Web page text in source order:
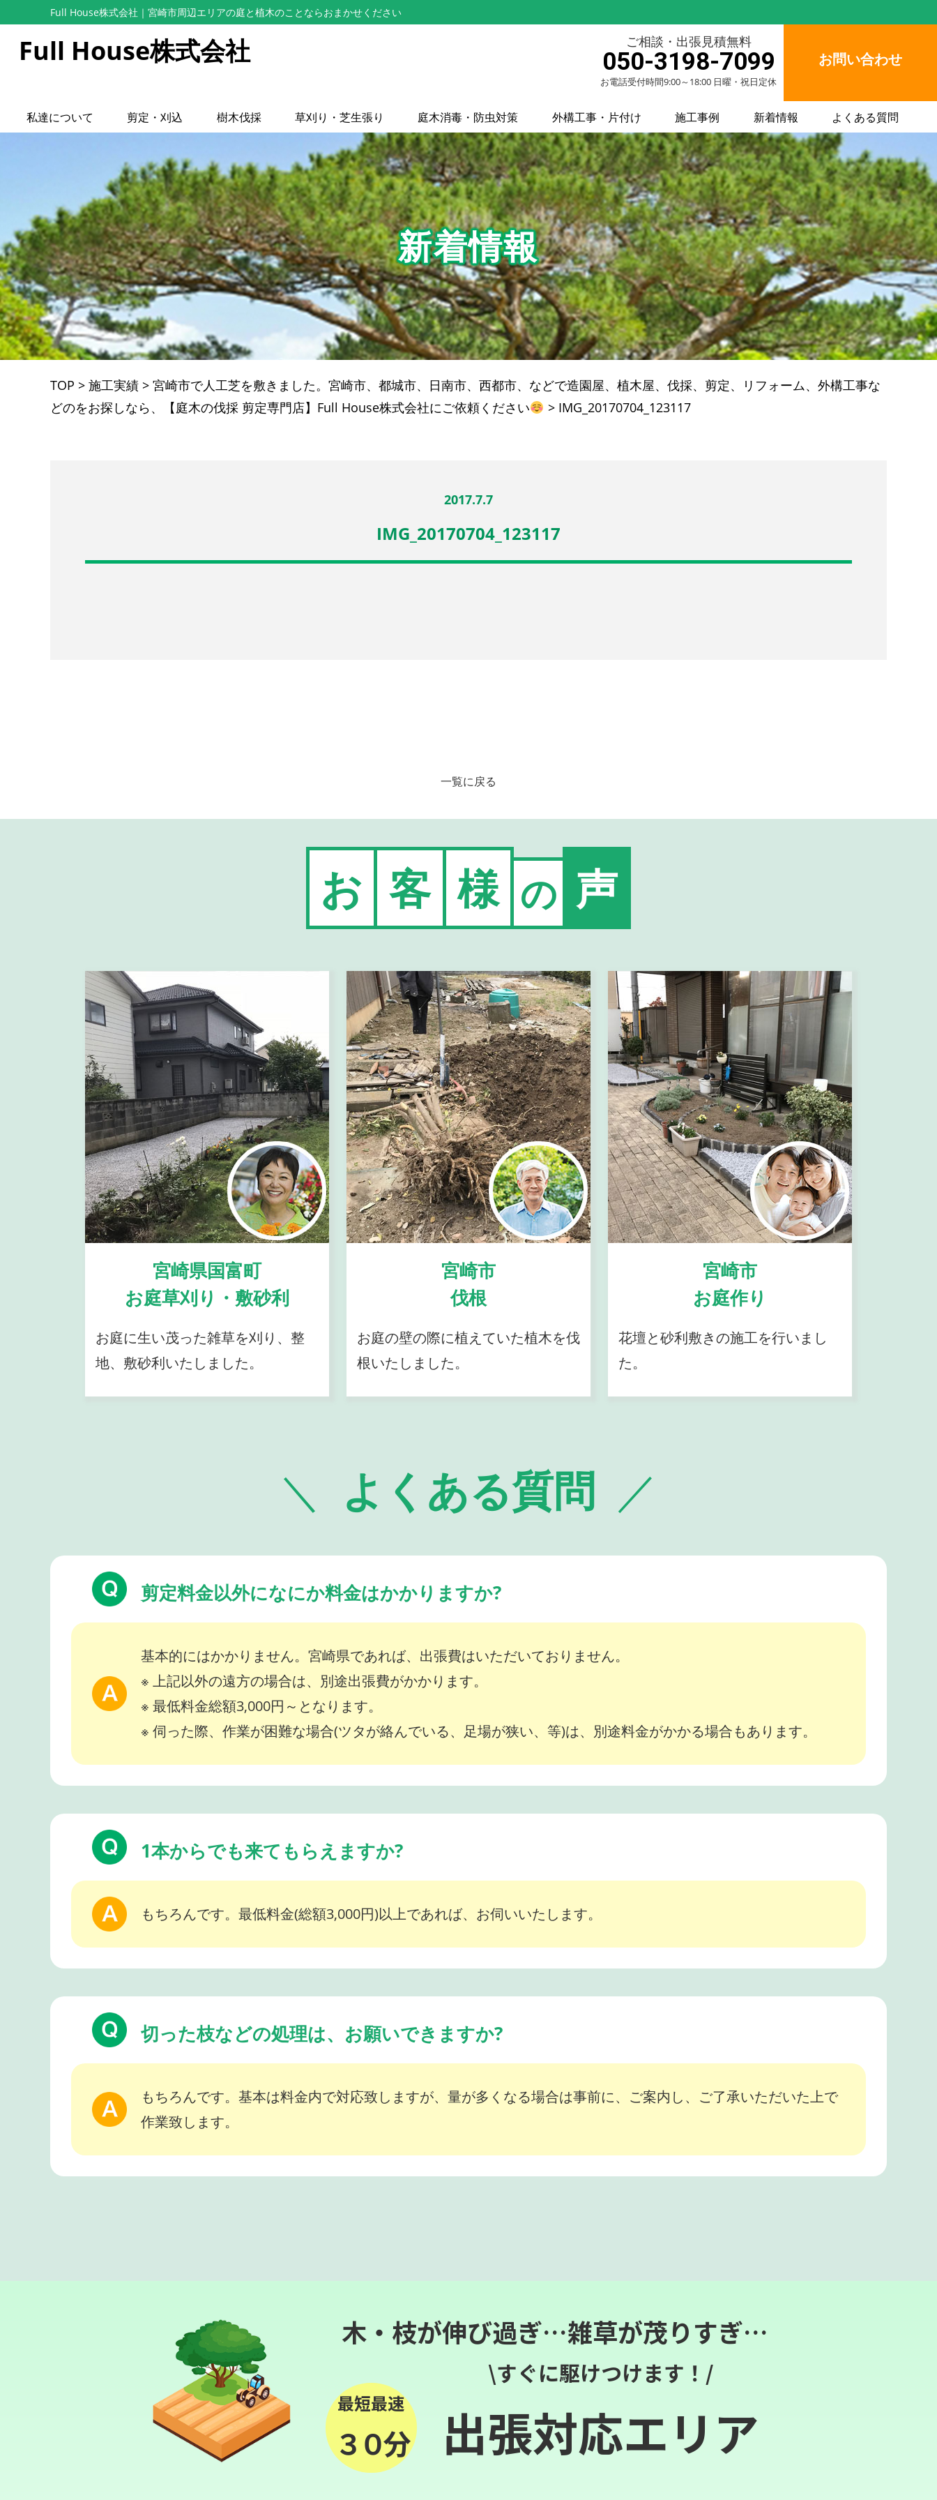
Full House株式会社 ｜宮崎市周辺エリアの庭と植木のことならおまかせください
Full House株式会社 ご相談・出張見積無料
050-3198-7099
お電話受付時間9:00～18:00 日曜・祝日定休
お問い合わせ
私達について 剪定・刈込 樹木伐採 草刈り・芝生張り 庭木消毒・防虫対策 外構工事・片付け 施工事例 新着情報 よくある質問
新着情報
TOP > 施工実績 > 宮崎市で人工芝を敷きました。宮崎市、都城市、日南市、西都市、などで造園屋、植木屋、伐採、剪定、リフォーム、外構工事な
どのをお探しなら、【庭木の伐採 剪定専門店】Full House株式会社にご依頼ください
> IMG_20170704_123117
2017.7.7
IMG_20170704_123117
一覧に戻る
お 客 様 の 声
宮崎県国富町
お庭草刈り・敷砂利
お庭に生い茂った雑草を刈り、整
地、敷砂利いたしました。
宮崎市
伐根
お庭の壁の際に植えていた植木を伐
根いたしました。
宮崎市
お庭作り
花壇と砂利敷きの施工を行いまし
た。
よくある質問
剪定料金以外になにか料金はかかりますか?
基本的にはかかりません。宮崎県であれば、出張費はいただいておりません。
※ 上記以外の遠方の場合は、別途出張費がかかります。
※ 最低料金総額3,000円～となります。
※ 伺った際、作業が困難な場合(ツタが絡んでいる、足場が狭い、等)は、別途料金がかかる場合もあります。
1本からでも来てもらえますか?
もちろんです。最低料金(総額3,000円)以上であれば、お伺いいたします。
切った枝などの処理は、お願いできますか?
もちろんです。基本は料金内で対応致しますが、量が多くなる場合は事前に、ご案内し、ご了承いただいた上で
作業致します。
木・枝が伸び過ぎ…雑草が茂りすぎ…
最短最速
３０分
\すぐに駆けつけます！/
出張対応エリア